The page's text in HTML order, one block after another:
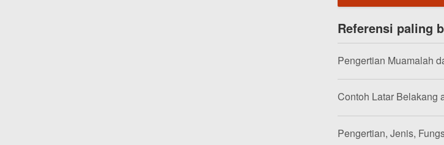
Referensi paling
Pengertian Muamalah
Contoh Latar Belakang
Pengertian, Jenis,